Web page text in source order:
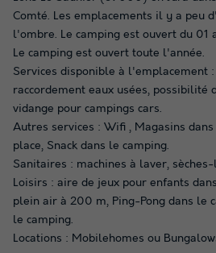
Comté. Les emplacements il y a peu
l'ombre. Le camping est ouvert du 01
Le camping est ouvert toute l'année.
Services disponible à l'emplacement
raccordement eaux usées, possibilité
vidange pour campings cars.
Autres services : Wifi , Magasins
place, Snack dans le camping.
Sanitaires : machines à laver,
Loisirs : aire de jeux pour enfants
plein air à 200 m, Ping-Pong dans le
le camping.
Locations : Mobilehomes ou